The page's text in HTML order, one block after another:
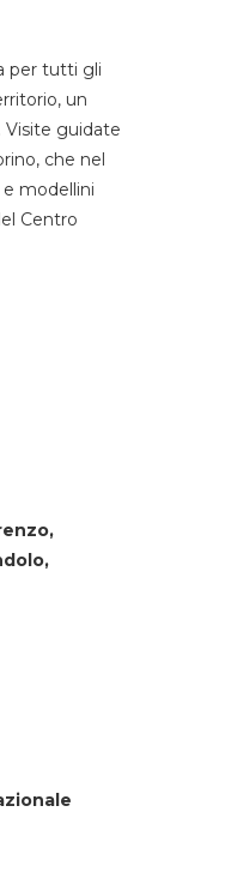
per tutti gli
un
Visite guidate
che nel
modellini
Centro